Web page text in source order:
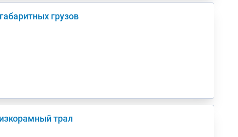
грузов
трал